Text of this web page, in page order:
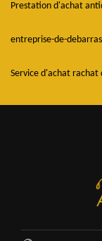
Prestation d'achat
entreprise-de-
Service d'achat rachat